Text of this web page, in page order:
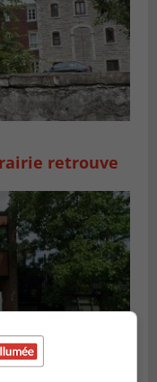
retrouve